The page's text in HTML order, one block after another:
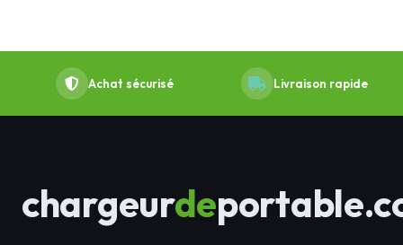
Achat sécurisé Livraison rapide
chargeurde